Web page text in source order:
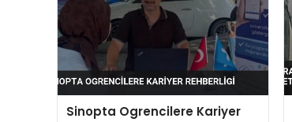
Sinopta Ogrencilere Kariyer